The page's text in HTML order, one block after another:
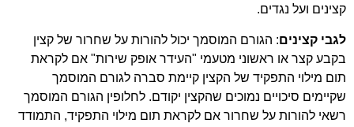
קצינים ועל נגדים.
לגבי קצינים: הגורם המוסמך יכול להורות על שחרור של קצין
בקבע קצר או ראשוני מטעמי "העידר אופק שירות" אם לקראת
תום מילוי התפקיד של הקצין קיימת סברה לגורם המוסמך
שקיימים סיכויים נמוכים שהקצין יקודם. לחלופין הגורם המוסמך
רשאי להורות על שחרור אם לקראת תום מילוי התפקיד, התמודד